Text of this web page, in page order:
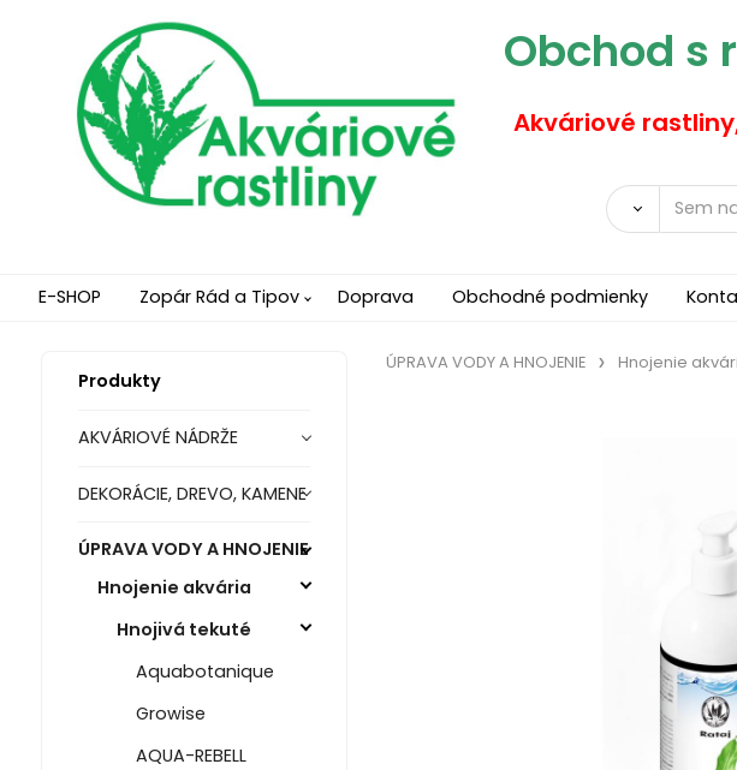
Obchod s
Akváriové
E-SHOP Zopár Rád a Tipov Doprava Obchodné podmienky
Produkty
AKVÁRIOVÉ NÁDRŽE
DEKORÁCIE, DREVO, KAMENE
ÚPRAVA VODY A HNOJENIE
Hnojenie akvária
Hnojivá tekuté
Aquabotanique
Growise
AQUA-REBELL
ÚPRAVA VODY A HNOJENIE Hnojenie